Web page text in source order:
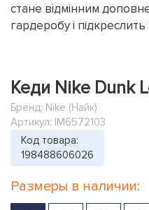
стане відмінним
гардеробу і
Кеди Nike Dunk
Бренд: Nike (Найк)
Артикул: IM6572103
Код товара:
198488606026
Размеры в наличии: